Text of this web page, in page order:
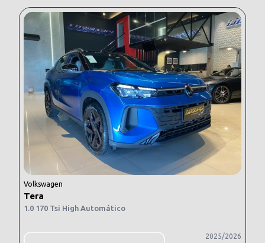
Volkswagen
Tera
1.0 170 Tsi High Automático
2025/2026